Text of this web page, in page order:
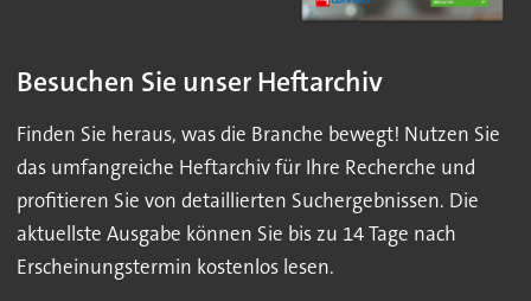
Besuchen Sie unser Heftarchiv
Finden Sie heraus, was die Branche bewegt! Nutzen Sie
das umfangreiche Heftarchiv für Ihre Recherche und
profitieren Sie von detaillierten Suchergebnissen. Die
aktuellste Ausgabe können Sie bis zu 14 Tage nach
Erscheinungstermin kostenlos lesen.